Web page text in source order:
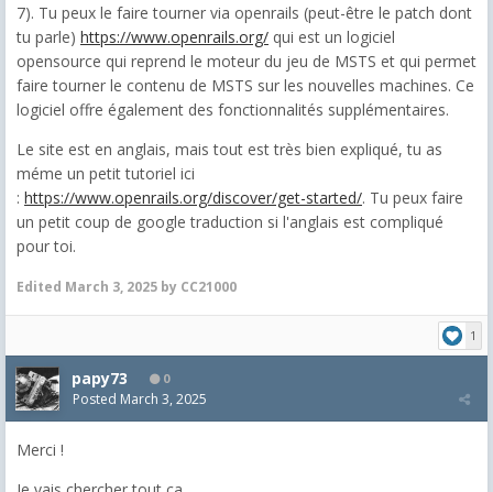
7). Tu peux le faire tourner via openrails (peut-être le patch dont
tu parle) https://www.openrails.org/ qui est un logiciel
opensource qui reprend le moteur du jeu de MSTS et qui permet
faire tourner le contenu de MSTS sur les nouvelles machines. Ce
logiciel offre également des fonctionnalités supplémentaires.
Le site est en anglais, mais tout est très bien expliqué, tu as
méme un petit tutoriel ici
: https://www.openrails.org/discover/get-started/. Tu peux faire
un petit coup de google traduction si l'anglais est compliqué
pour toi.
Edited March 3, 2025 by CC21000
1
papy73 0
Posted March 3, 2025
Merci !